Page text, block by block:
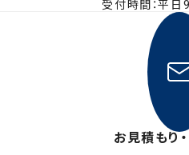
受付時間：平
お見積もり